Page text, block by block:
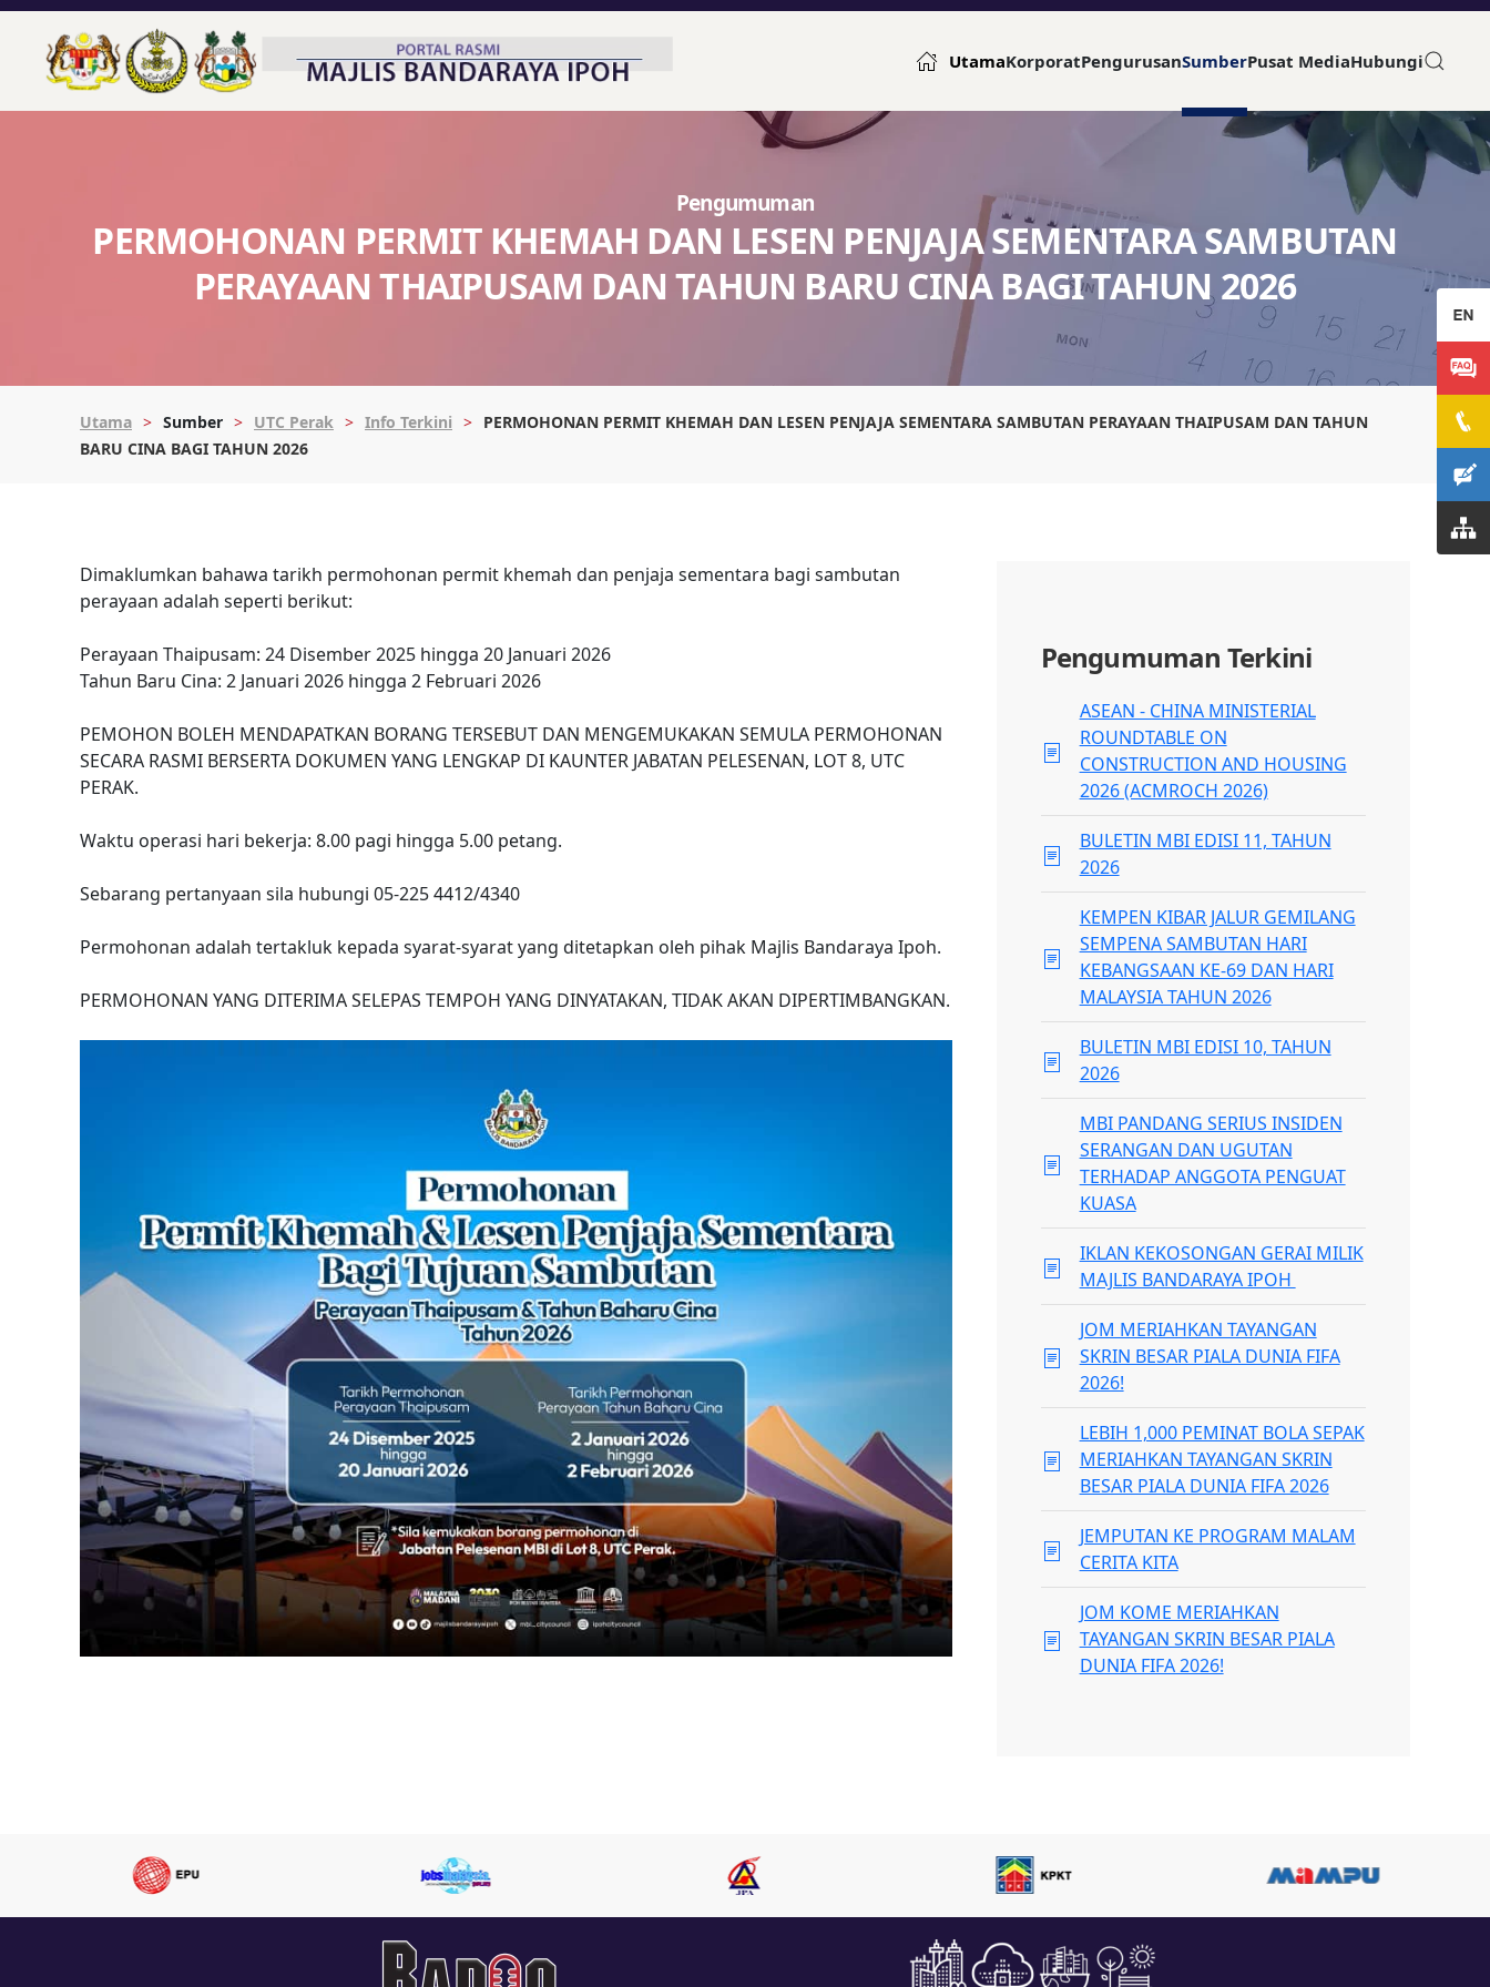
UtamaKorporatPengurusanSumberPusat MediaHubungi
Pengumuman
PERMOHONAN PERMIT KHEMAH DAN LESEN PENJAJA SEMENTARA SAMBUTAN
PERAYAAN THAIPUSAM DAN TAHUN BARU CINA BAGI TAHUN 2026
Utama Sumber UTC Perak Info Terkini
PERMOHONAN PERMIT KHEMAH DAN LESEN PENJAJA SEMENTARA SAMBUTAN PERAYAAN THAIPUSAM DAN TAHUN
BARU CINA BAGI TAHUN 2026
Dimaklumkan bahawa tarikh permohonan permit khemah dan penjaja sementara bagi sambutan
perayaan adalah seperti berikut:
Perayaan Thaipusam: 24 Disember 2025 hingga 20 Januari 2026
Tahun Baru Cina: 2 Januari 2026 hingga 2 Februari 2026
PEMOHON BOLEH MENDAPATKAN BORANG TERSEBUT DAN MENGEMUKAKAN SEMULA PERMOHONAN
SECARA RASMI BERSERTA DOKUMEN YANG LENGKAP DI KAUNTER JABATAN PELESENAN, LOT 8, UTC
PERAK.
Waktu operasi hari bekerja: 8.00 pagi hingga 5.00 petang.
Sebarang pertanyaan sila hubungi 05-225 4412/4340
Permohonan adalah tertakluk kepada syarat-syarat yang ditetapkan oleh pihak Majlis Bandaraya Ipoh.
PERMOHONAN YANG DITERIMA SELEPAS TEMPOH YANG DINYATAKAN, TIDAK AKAN DIPERTIMBANGKAN.
Pengumuman Terkini
ASEAN - CHINA MINISTERIAL
ROUNDTABLE ON
CONSTRUCTION AND HOUSING
2026 (ACMROCH 2026)
BULETIN MBI EDISI 11, TAHUN
2026
KEMPEN KIBAR JALUR GEMILANG
SEMPENA SAMBUTAN HARI
KEBANGSAAN KE-69 DAN HARI
MALAYSIA TAHUN 2026
BULETIN MBI EDISI 10, TAHUN
2026
MBI PANDANG SERIUS INSIDEN
SERANGAN DAN UGUTAN
TERHADAP ANGGOTA PENGUAT
KUASA
IKLAN KEKOSONGAN GERAI MILIK
MAJLIS BANDARAYA IPOH
JOM MERIAHKAN TAYANGAN
SKRIN BESAR PIALA DUNIA FIFA
2026!
LEBIH 1,000 PEMINAT BOLA SEPAK
MERIAHKAN TAYANGAN SKRIN
BESAR PIALA DUNIA FIFA 2026
JEMPUTAN KE PROGRAM MALAM
CERITA KITA
JOM KOME MERIAHKAN
TAYANGAN SKRIN BESAR PIALA
DUNIA FIFA 2026!